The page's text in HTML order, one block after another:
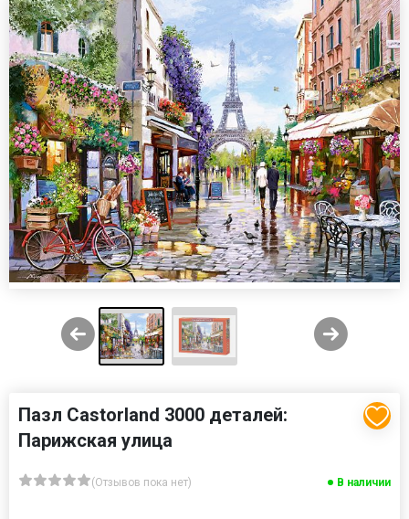
Пазл Castorland 3000 деталей:
Парижская улица
(Отзывов пока нет) В наличии